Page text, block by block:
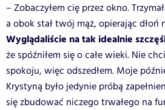
– Zobaczyłem cię przez okno.
a obok stał twój mąż, opierając
Wyglądaliście na tak idealnie
że spóźniłem się o całe wieki. Nie
spokoju, więc odszedłem. Moje
Krystyną było jedynie próbą
się zbudować niczego trwałego na